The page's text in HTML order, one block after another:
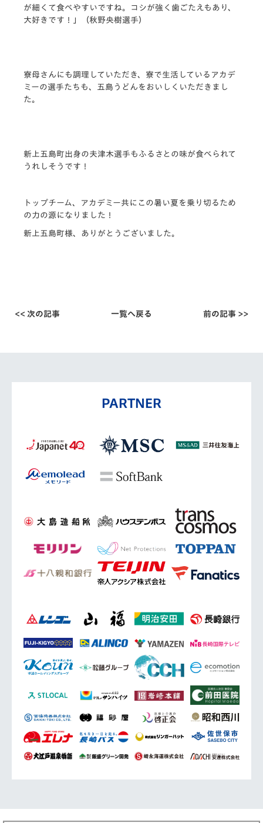
が細くて食べやすいですね。コシが強く歯ごたえもあり、
大好きです！」（秋野央樹選手）
寮母さんにも調理していただき、寮で生活しているアカデ
ミーの選手たちも、五島うどんをおいしくいただきまし
た。
新上五島町出身の夫津木選手もふるさとの味が食べられて
うれしそうです！
トップチーム、アカデミー共にこの暑い夏を乗り切るため
の力の源になりました！
新上五島町様、ありがとうございました。
<< 次の記事 一覧へ戻る 前の記事 >>
PARTNER